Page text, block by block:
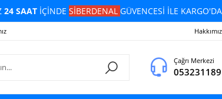
24 SAATİÇİNDE SİBERDENAL GÜVENCESİ İLE
Çağrı Merkezi